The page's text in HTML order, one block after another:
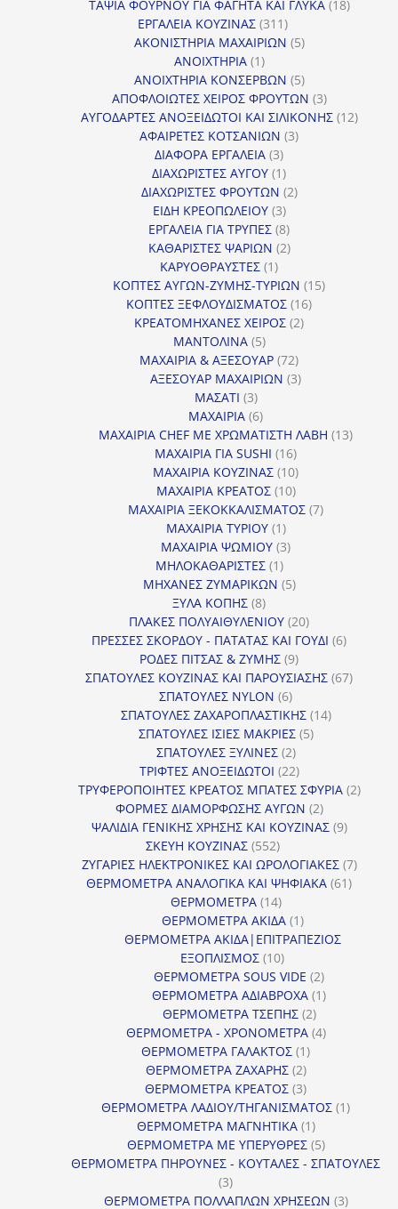
ΤΑΨΙΑ ΦΟΥΡΝΟΥ ΓΙΑ ΦΑΓΗΤΑ ΚΑΙ ΓΛΥΚΑ 1818
ΕΡΓΑΛΕΙΑ ΚΟΥΖΙΝΑΣ 311311
προϊόντα
ΑΚΟΝΙΣΤΗΡΙΑ ΜΑΧΑΙΡΙΩΝ 55
ΑΝΟΙΧΤΗΡΙΑ 11
προϊόν
ΑΝΟΙΧΤΗΡΙΑ ΚΟΝΣΕΡΒΩΝ 55
προϊόντα
ΑΠΟΦΛΟΙΩΤΕΣ ΧΕΙΡΟΣ ΦΡΟΥΤΩΝ 33
προϊόντα
ΑΥΓΟΔΑΡΤΕΣ ΑΝΟΞΕΙΔΩΤΟΙ ΚΑΙ ΣΙΛΙΚΟΝΗΣ 1212
ΑΦΑΙΡΕΤΕΣ ΚΟΤΣΑΝΙΩΝ 33
ΔΙΑΦΟΡΑ ΕΡΓΑΛΕΙΑ 33
προϊόντα
ΔΙΑΧΩΡΙΣΤΕΣ ΑΥΓΟΥ 11
προϊόν
ΔΙΑΧΩΡΙΣΤΕΣ ΦΡΟΥΤΩΝ 22
ΕΙΔΗ ΚΡΕΟΠΩΛΕΙΟΥ 33
προϊόντα
ΕΡΓΑΛΕΙΑ ΓΙΑ ΤΡΥΠΕΣ 88
προϊόντα
ΚΑΘΑΡΙΣΤΕΣ ΨΑΡΙΩΝ 22
ΚΑΡΥΟΘΡΑΥΣΤΕΣ 11
προϊόν
ΚΟΠΤΕΣ ΑΥΓΩΝ-ΖΥΜΗΣ-ΤΥΡΙΩΝ 1515
ΚΟΠΤΕΣ ΞΕΦΛΟΥΔΙΣΜΑΤΟΣ 1616
ΚΡΕΑΤΟΜΗΧΑΝΕΣ ΧΕΙΡΟΣ 22
ΜΑΝΤΟΛΙΝΑ 55
προϊόντα
ΜΑΧΑΙΡΙΑ & ΑΞΕΣΟΥΑΡ 7272
προϊόντα
ΑΞΕΣΟΥΑΡ ΜΑΧΑΙΡΙΩΝ 33
ΜΑΣΑΤΙ 33
προϊόντα
ΜΑΧΑΙΡΙΑ 66
προϊόντα
ΜΑΧΑΙΡΙΑ CHEF ΜΕ ΧΡΩΜΑΤΙΣΤΗ ΛΑΒΗ 1313
ΜΑΧΑΙΡΙΑ ΓΙΑ SUSHI 1616
προϊόντα
ΜΑΧΑΙΡΙΑ ΚΟΥΖΙΝΑΣ 1010
προϊόντα
ΜΑΧΑΙΡΙΑ ΚΡΕΑΤΟΣ 1010
προϊόντα
ΜΑΧΑΙΡΙΑ ΞΕΚΟΚΚΑΛΙΣΜΑΤΟΣ 77
ΜΑΧΑΙΡΙΑ ΤΥΡΙΟΥ 11
προϊόν
ΜΑΧΑΙΡΙΑ ΨΩΜΙΟΥ 33
ΜΗΛΟΚΑΘΑΡΙΣΤΕΣ 11
προϊόν
ΜΗΧΑΝΕΣ ΖΥΜΑΡΙΚΩΝ 55
ΞΥΛΑ ΚΟΠΗΣ 88
προϊόντα
ΠΛΑΚΕΣ ΠΟΛΥΑΙΘΥΛΕΝΙΟΥ 2020
προϊόντα
ΠΡΕΣΣΕΣ ΣΚΟΡΔΟΥ - ΠΑΤΑΤΑΣ ΚΑΙ ΓΟΥΔΙ 66
ΡΟΔΕΣ ΠΙΤΣΑΣ & ΖΥΜΗΣ 99
προϊόντα
ΣΠΑΤΟΥΛΕΣ ΚΟΥΖΙΝΑΣ ΚΑΙ ΠΑΡΟΥΣΙΑΣΗΣ 6767
ΣΠΑΤΟΥΛΕΣ NYLON 66
προϊόντα
ΣΠΑΤΟΥΛΕΣ ΖΑΧΑΡΟΠΛΑΣΤΙΚΗΣ 1414
ΣΠΑΤΟΥΛΕΣ ΙΣΙΕΣ ΜΑΚΡΙΕΣ 55
ΣΠΑΤΟΥΛΕΣ ΞΥΛΙΝΕΣ 22
προϊόντα
ΤΡΙΦΤΕΣ ΑΝΟΞΕΙΔΩΤΟΙ 2222
προϊόντα
ΤΡΥΦΕΡΟΠΟΙΗΤΕΣ ΚΡΕΑΤΟΣ ΜΠΑΤΕΣ ΣΦΥΡΙΑ 22
ΦΟΡΜΕΣ ΔΙΑΜΟΡΦΩΣΗΣ ΑΥΓΩΝ 22
προϊόντα
ΨΑΛΙΔΙΑ ΓΕΝΙΚΗΣ ΧΡΗΣΗΣ ΚΑΙ ΚΟΥΖΙΝΑΣ 99
ΣΚΕΥΗ ΚΟΥΖΙΝΑΣ 552552
προϊόντα
ΖΥΓΑΡΙΕΣ ΗΛΕΚΤΡΟΝΙΚΕΣ ΚΑΙ ΩΡΟΛΟΓΙΑΚΕΣ 77
ΘΕΡΜΟΜΕΤΡΑ ΑΝΑΛΟΓΙΚΑ ΚΑΙ ΨΗΦΙΑΚΑ 6161
ΘΕΡΜΟΜΕΤΡΑ 1414
προϊόντα
ΘΕΡΜΟΜΕΤΡΑ ΑΚΙΔΑ 11
προϊόν
ΘΕΡΜΟΜΕΤΡΑ ΑΚΙΔΑ|ΕΠΙΤΡΑΠΕΖΙΟΣ
ΕΞΟΠΛΙΣΜΟΣ 1010
προϊόντα
ΘΕΡΜΟΜΕΤΡΑ SOUS VIDE 22
προϊόντα
ΘΕΡΜΟΜΕΤΡΑ ΑΔΙΑΒΡΟΧΑ 11
ΘΕΡΜΟΜΕΤΡΑ ΤΣΕΠΗΣ 22
προϊόντα
ΘΕΡΜΟΜΕΤΡΑ - ΧΡΟΝΟΜΕΤΡΑ 44
ΘΕΡΜΟΜΕΤΡΑ ΓΑΛΑΚΤΟΣ 11
προϊόν
ΘΕΡΜΟΜΕΤΡΑ ΖΑΧΑΡΗΣ 22
προϊόντα
ΘΕΡΜΟΜΕΤΡΑ ΚΡΕΑΤΟΣ 33
προϊόντα
ΘΕΡΜΟΜΕΤΡΑ ΛΑΔΙΟΥ/ΤΗΓΑΝΙΣΜΑΤΟΣ 11
ΘΕΡΜΟΜΕΤΡΑ ΜΑΓΝΗΤΙΚΑ 11
προϊόν
ΘΕΡΜΟΜΕΤΡΑ ΜΕ ΥΠΕΡΥΘΡΕΣ 55
προϊόντα
ΘΕΡΜΟΜΕΤΡΑ ΠΗΡΟΥΝΕΣ - ΚΟΥΤΑΛΕΣ - ΣΠΑΤΟΥΛΕΣ
33
προϊόντα
ΘΕΡΜΟΜΕΤΡΑ ΠΟΛΛΑΠΛΩΝ ΧΡΗΣΕΩΝ 33